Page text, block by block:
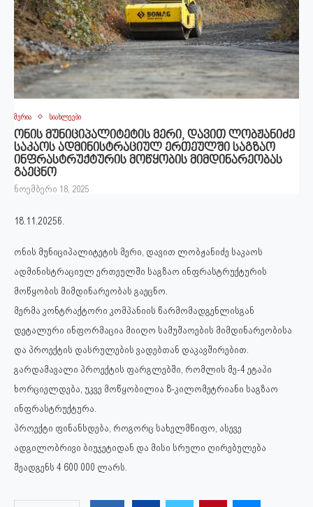
მერია სიახლეები
ონის მუნიციპალიტეტის მერი, დავით ლობჟანიძე
საკაოს ადმინისტრაციულ ერთეულში საგზაო
ინფრასტრუქტურის მოწყობის მიმდინარეობას
გაეცნო
ნოემბერი 18, 2025
18.11.2025წ.
ონის მუნიციპალიტეტის მერი, დავით ლობჟანიძე საკაოს
ადმინისტრაციულ ერთეულში საგზაო ინფრასტრუქტურის
მოწყობის მიმდინარეობას გაეცნო.
მერმა კონტრაქტორი კომპანიის წარმომადგენლისგან
დეტალური ინფორმაცია მიიღო სამუშაოების მიმდინარეობისა
და პროექტის დასრულების ვადებთან დაკავშირებით.
გარდამავალი პროექტის ფარგლებში, რომლის მე-4 ეტაპი
ხორციელდება, უკვე მოწყობილია 8-კილომეტრიანი საგზაო
ინფრასტრუქტურა.
პროექტი ფინანსდება, როგორც სახელმწიფო, ასევე
ადგილობრივი ბიუჯეტიდან და მისი სრული ღირებულება
შეადგენს 4 600 000 ლარს.